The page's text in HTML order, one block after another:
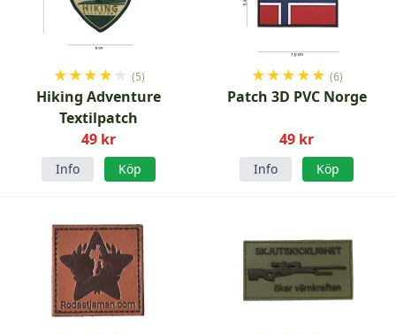
★★★★ ★ (5)
Hiking Adventure
Textilpatch
49 kr
Info Köp
★★★★★ (6)
Patch 3D PVC Norge
49 kr
Info Köp